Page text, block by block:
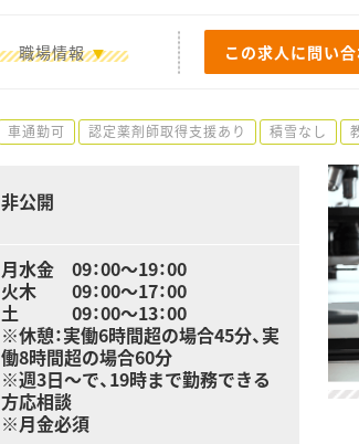
職場情報 この求人に問い
車通勤可 認定薬剤師取得支援あり 積雪なし
非公開
月水金 09：00～19：00
火木 09：00～17：00
土 09：00～13：00
※休憩：実働6時間超の場合45分、実
働8時間超の場合60分
※週3日～で、19時まで勤務できる
方応相談
※月金必須